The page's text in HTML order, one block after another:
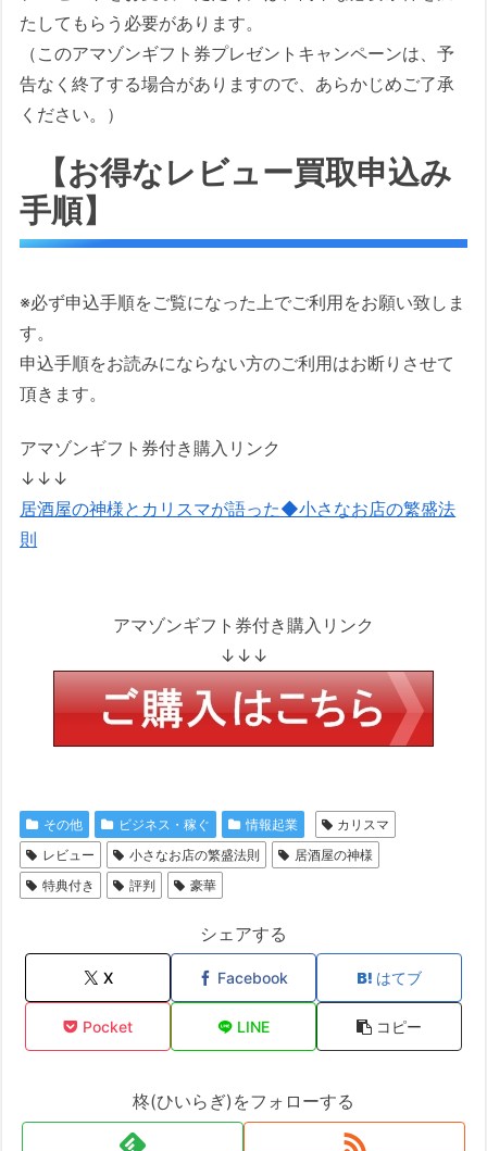
たしてもらう必要があります。
（このアマゾンギフト券プレゼントキャンペーンは、予
告なく終了する場合がありますので、あらかじめご了承
ください。）
【お得なレビュー買取申込み
手順】
※必ず申込手順をご覧になった上でご利用をお願い致しま
す。
申込手順をお読みにならない方のご利用はお断りさせて
頂きます。
アマゾンギフト券付き購入リンク
↓↓↓
居酒屋の神様とカリスマが語った◆小さなお店の繁盛法
則
アマゾンギフト券付き購入リンク
↓↓↓
その他 ビジネス・稼ぐ 情報起業
カリスマ
レビュー
小さなお店の繁盛法則
居酒屋の神様
特典付き
評判 豪華
シェアする
X Facebook はてブ
Pocket LINE コピー
柊(ひいらぎ)をフォローする